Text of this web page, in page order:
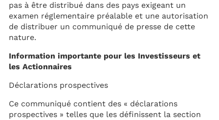
pas à être distribué dans des pays exigeant un
examen réglementaire préalable et une autorisation
de distribuer un communiqué de presse de cette
nature.
Information importante pour les Investisseurs et
les Actionnaires
Déclarations prospectives
Ce communiqué contient des « déclarations
prospectives » telles que les définissent la section